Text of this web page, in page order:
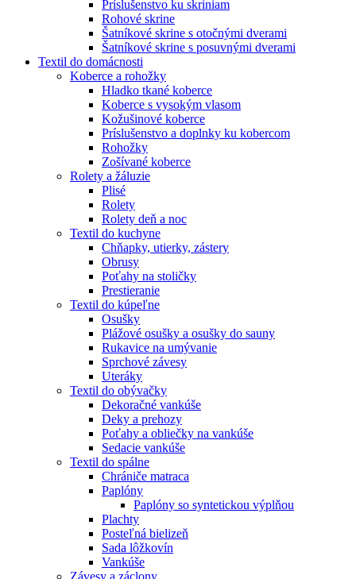
Príslušenstvo ku skriniam
Rohové skrine
Šatníkové skrine s otočnými dverami
Šatníkové skrine s posuvnými dverami
Textil do domácnosti
Koberce a rohožky
Hladko tkané koberce
Koberce s vysokým vlasom
Kožušinové koberce
Príslušenstvo a doplnky ku kobercom
Rohožky
Zošívané koberce
Rolety a žáluzie
Plisé
Rolety
Rolety deň a noc
Textil do kuchyne
Chňapky, utierky, zástery
Obrusy
Poťahy na stoličky
Prestieranie
Textil do kúpeľne
Osušky
Plážové osušky a osušky do sauny
Rukavice na umývanie
Sprchové závesy
Uteráky
Textil do obývačky
Dekoračné vankúše
Deky a prehozy
Poťahy a obliečky na vankúše
Sedacie vankúše
Textil do spálne
Chrániče matraca
Paplóny
Paplóny so syntetickou výplňou
Plachty
Posteľná bielizeň
Sada lôžkovín
Vankúše
Závesy a záclony